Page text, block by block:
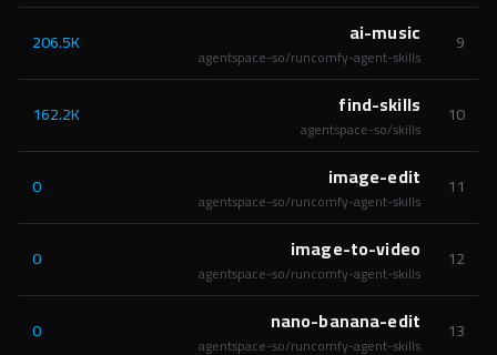
9
ai-music
agentspace-so/runcomfy-agent-skills
206.5K
10
find-skills
agentspace-so/skills
162.2K
11
image-edit
agentspace-so/runcomfy-agent-skills
0
12
image-to-video
agentspace-so/runcomfy-agent-skills
0
13
nano-banana-edit
agentspace-so/runcomfy-agent-skills
0